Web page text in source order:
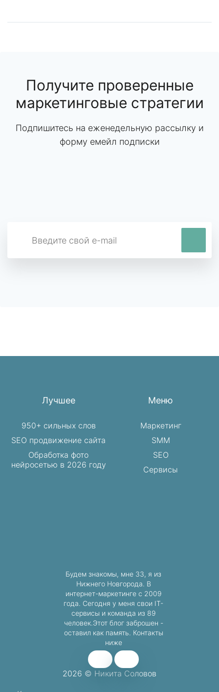
Получите проверенные
маркетинговые стратегии
Подпишитесь на еженедельную рассылку и
форму емейл подписки
Лучшее
950+ сильных слов
SEO продвижение сайта
Обработка фото
нейросетью в 2026 году
Меню
Маркетинг
SMM
SEO
Сервисы
2026 © Никита Соловов
Будем знакомы, мне 33, я из
Нижнего Новгорода. В
интернет-маркетинге с 2009
года. Сегодня у меня свои IT-
сервисы и команда из 89
человек.Этот блог заброшен -
оставил как память. Контакты
ниже